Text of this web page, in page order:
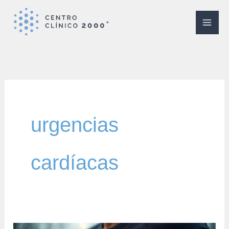
urgencias
cardíacas